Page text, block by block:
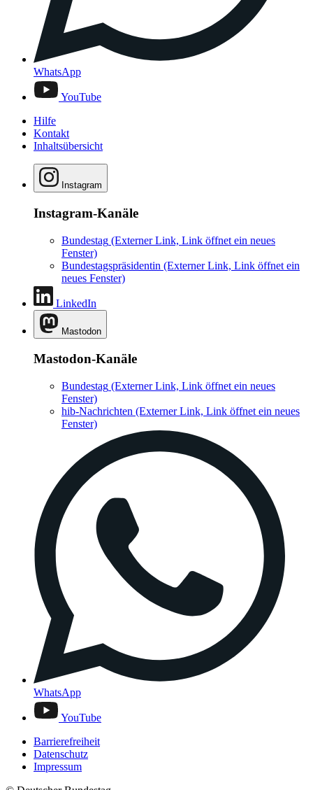
WhatsApp
YouTube
Hilfe
Kontakt
Inhaltsübersicht
Instagram
Instagram-Kanäle
Bundestag (Externer Link, Link öffnet ein neues
Fenster)
Bundestagspräsidentin (Externer Link, Link öffnet ein
neues Fenster)
LinkedIn
Mastodon
Mastodon-Kanäle
Bundestag (Externer Link, Link öffnet ein neues
Fenster)
hib-Nachrichten (Externer Link, Link öffnet ein neues
Fenster)
WhatsApp
YouTube
Barrierefreiheit
Datenschutz
Impressum